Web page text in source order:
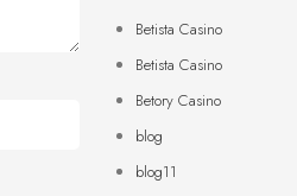
Betista Casino
Betista Casino
Betory Casino
blog
blog11